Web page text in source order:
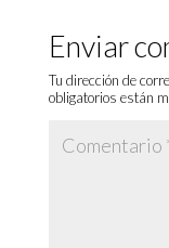
Enviar
Tu dirección de
obligatorios están